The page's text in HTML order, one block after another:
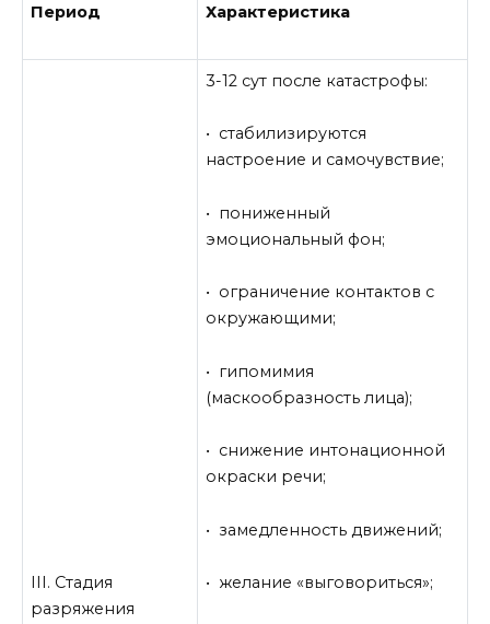
Период Характеристика
III. Стадия
разряжения
3-12 сут после катастрофы:
• стабилизируются
настроение и самочувствие;
• пониженный
эмоциональный фон;
• ограничение контактов с
окружающими;
• гипомимия
(маскообразность лица);
• снижение интонационной
окраски речи;
• замедленность движений;
• желание «выговориться»;